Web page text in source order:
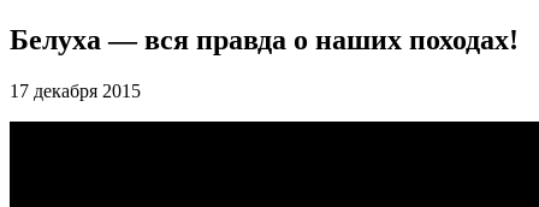
Белуха — вся правда о наших походах!
17 декабря 2015